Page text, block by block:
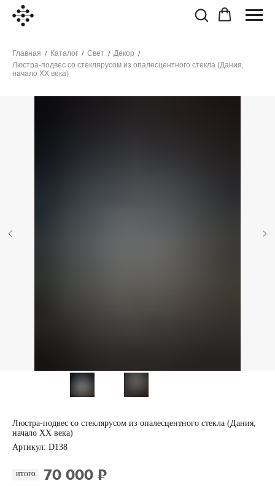
Главная / Каталог / Свет / Декор /
Люстра-подвес со стеклярусом из опалесцентного стекла (Дания,
начало ХХ века)
Люстра-подвес со стеклярусом из опалесцентного стекла (Дания,
начало ХХ века)
Артикул: D138
ИТОГО 70 000 ₽